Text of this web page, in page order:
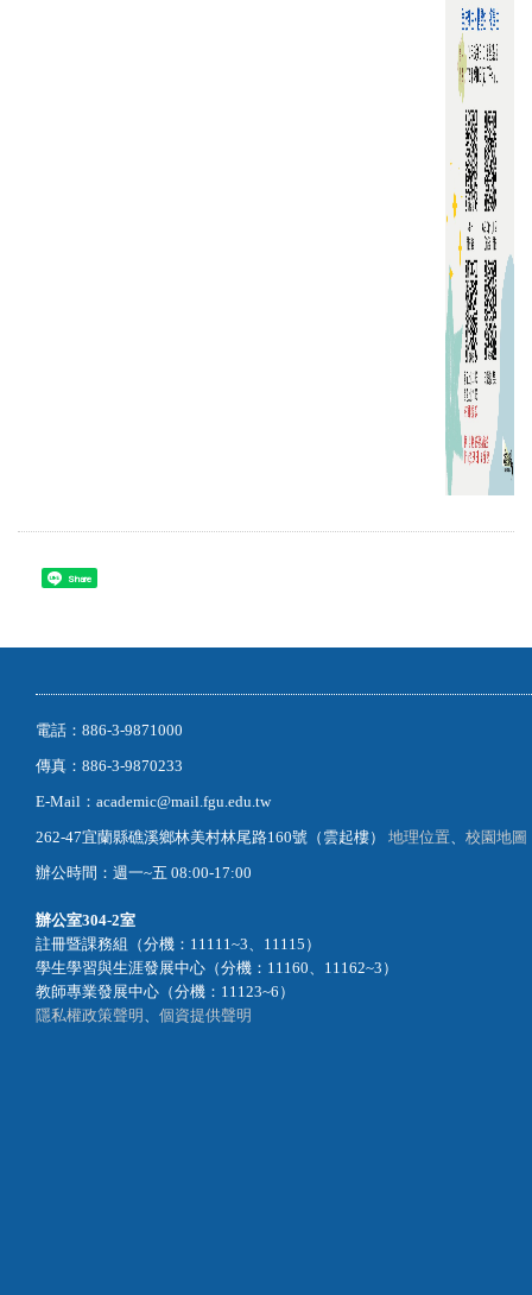
Share
電話：886-3-9871000
傳真：886-3-9870233
E-Mail：academic@mail.fgu.edu.tw
262-47宜蘭縣礁溪鄉林美村林尾路160號（雲起樓） 地理位置、 校園地圖
辦公時間：週一~五 08:00-17:00
辦公室304-2室
註冊暨課務組（分機：11111~3、11115）
學生學習與生涯發展中心（分機：11160、11162~3）
教師專業發展中心（分機：11123~6）
隱私權政策聲明 、 個資提供聲明